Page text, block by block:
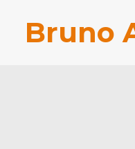
Bruno